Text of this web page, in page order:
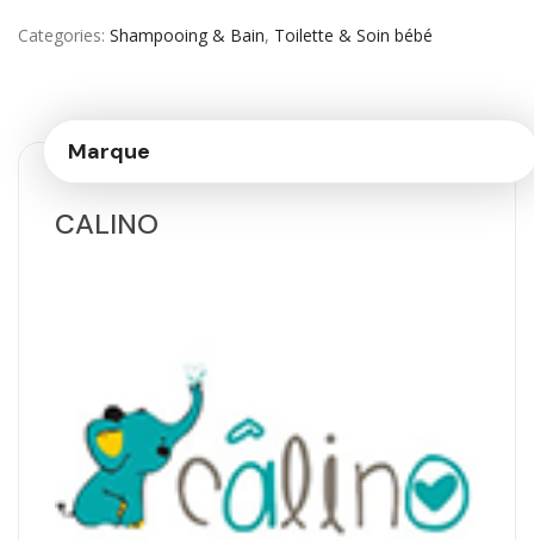
Categories Shampooing & Bain, Toilette & Soin bébé
Marque
CALINO